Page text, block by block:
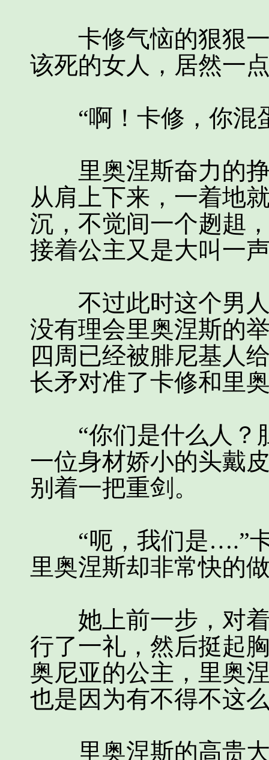
卡修气恼的狠狠一
该死的女人，居然一
“啊！卡修，你混
里奥涅斯奋力的挣
从肩上下来，一着地
沉，不觉间一个趔趄
接着公主又是大叫一
不过此时这个男人
没有理会里奥涅斯的
四周已经被腓尼基人
长矛对准了卡修和里
“你们是什么人？
一位身材娇小的头戴
别着一把重剑。
“呃，我们是….”卡
里奥涅斯却非常快的
她上前一步，对着
行了一礼，然后挺起
奥尼亚的公主，里奥
也是因为有不得不这
里奥涅斯的高贵大